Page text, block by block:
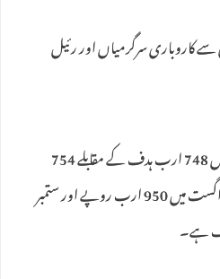
کاروباری سرگرمیاں اور رئیل
ذرائع کے مطابق جولائی 2025ء میں 748 ارب ہدف کے مقابلے 754
ارب روپے ٹیکس جمع کیا گیا جبکہ اگست میں 950 ارب روپے اور ستمبر